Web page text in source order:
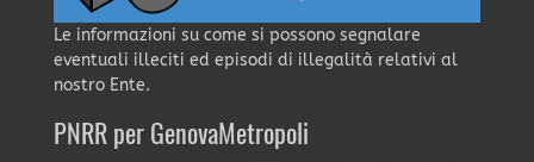
Le informazioni su come si possono segnalare
eventuali illeciti ed episodi di illegalità relativi al
nostro Ente.
PNRR per GenovaMetropoli